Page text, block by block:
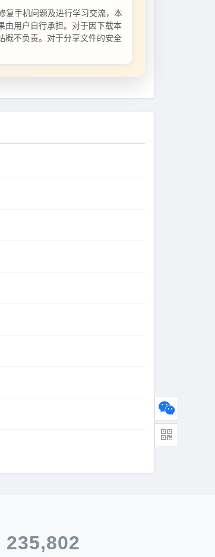
复手机问题及进行学习交流，本
由用户自行承担。对于因下载本
概不负责。对于分享文件的安全
235,802